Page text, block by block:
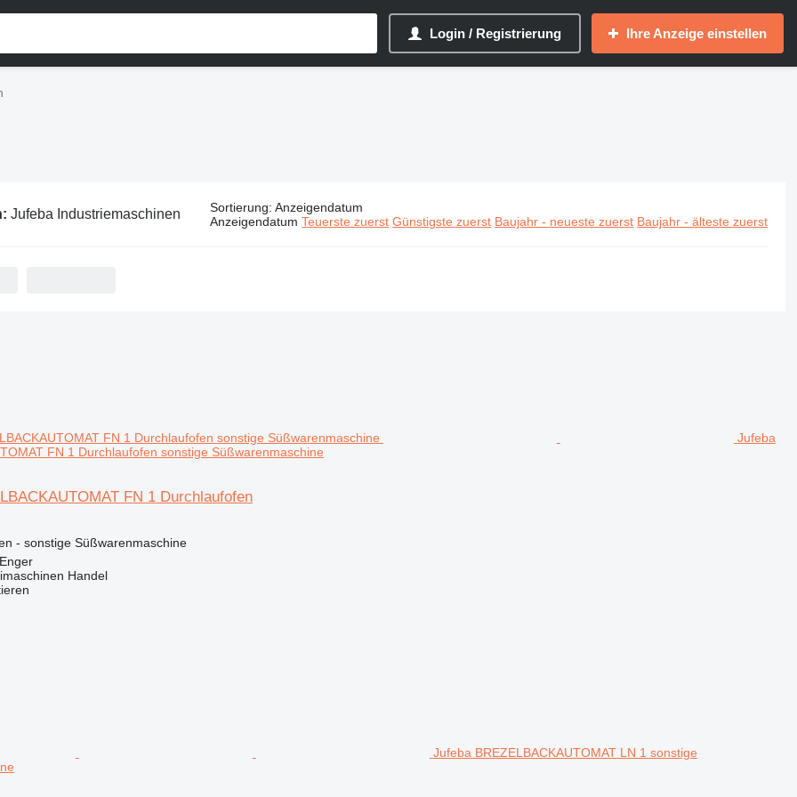
Login / Registrierung Ihre Anzeige einstellen
Jufeba Industriemaschinen Sortierung: Anzeigendatum
Anzeigendatum Teuerste zuerst Günstigste zuerst Baujahr - neueste zuerst Baujahr - älteste zuerst
Jufeba
FN 1 Durchlaufofen sonstige Süßwarenmaschine
FN 1 Durchlaufofen
- sonstige Süßwarenmaschine
Handel
Jufeba BREZELBACKAUTOMAT LN 1 sonstige